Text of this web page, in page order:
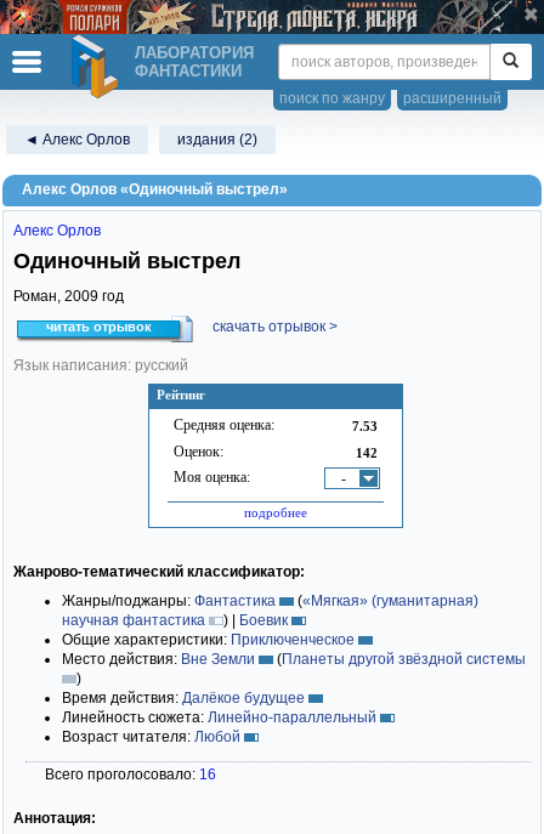
ЛАБОРАТОРИЯ
ФАНТАСТИКИ
расширенный
поиск по жанру
◄ Алекс Орлов издания (2)
Алекс Орлов «Одиночный выстрел»
Рейтинг
Средняя оценка: 7.53
Оценок: 142
Моя оценка: -
подробнее
Алекс Орлов
Одиночный выстрел
Роман, 2009 год
читать отрывок скачать отрывок >
Язык написания: русский
Жанрово-тематический классификатор:
Жанры/поджанры: Фантастика («Мягкая» (гуманитарная)
научная фантастика
) | Боевик
Общие характеристики: Приключенческое
Место действия: Вне Земли (Планеты другой звёздной системы
)
Время действия: Далёкое будущее
Линейность сюжета: Линейно-параллельный
Возраст читателя: Любой
Всего проголосовало: 16
Аннотация: